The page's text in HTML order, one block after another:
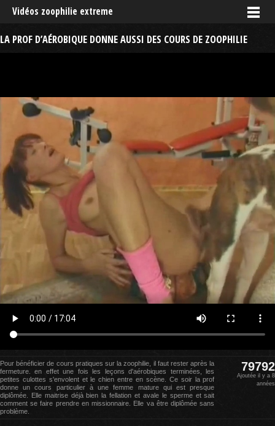
Vidéos zoophilie extreme
LA PROF D’AÉROBIQUE DONNE AUSSI DES COURS DE ZOOPHILIE
Pour bénéficier de cours pratiques sur la zoophilie, il faut rester après la
fermeture. en effet une fois les leçons d'aérobiques terminées, les
petites culottes s'envolent et le chien entre en scène. Ce soir la prof
donne un cours particulier à une femme mature qui est presque
diplômée. Elle maitrise déjà bien la fellation et avale le sperme et sait
comment se faire prendre en missionnaire. Elle va être diplômée sans
problème.
79792
Ajoutée il y a 8
années